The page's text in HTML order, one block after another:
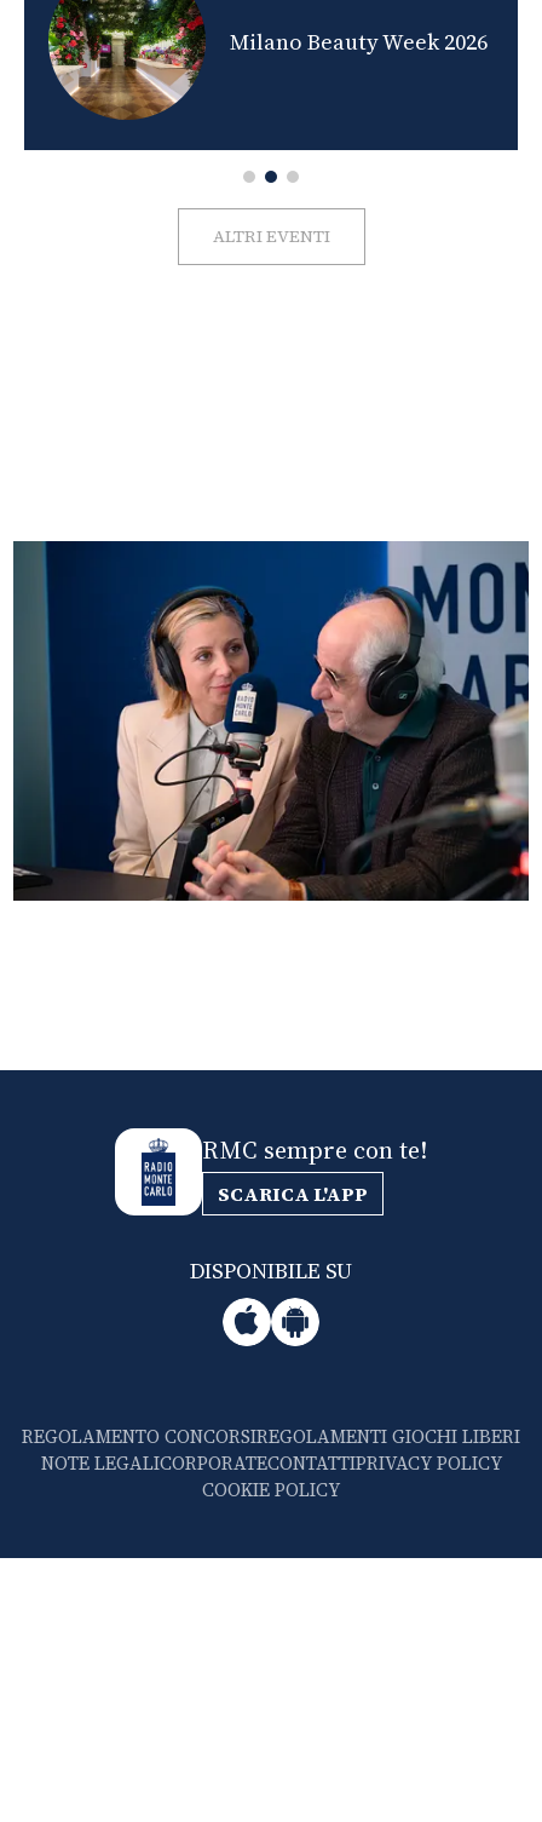
Milano Beauty Week 2026
ALTRI EVENTI
RMC sempre con te!
SCARICA L'APP
DISPONIBILE SU
REGOLAMENTO CONCORSIREGOLAMENTI GIOCHI LIBERI
NOTE LEGALICORPORATECONTATTIPRIVACY POLICY
COOKIE POLICY